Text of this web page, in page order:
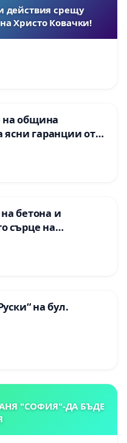
действия срещу
Христо Ковачки!
община
ясни гаранции от
че ще се
норми!
бетона и
сърце на
Враца
на бул.
"СОФИЯ"-ДА БЪДЕ